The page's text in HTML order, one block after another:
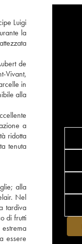
Luigi
la
de
Vivant,
in
alla
a
ridotta
tenuta
alla
Nel
tardiva
di frutti
essere